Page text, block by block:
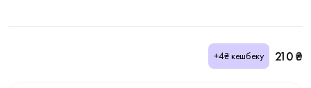
+4₴ кешбеку 210 ₴